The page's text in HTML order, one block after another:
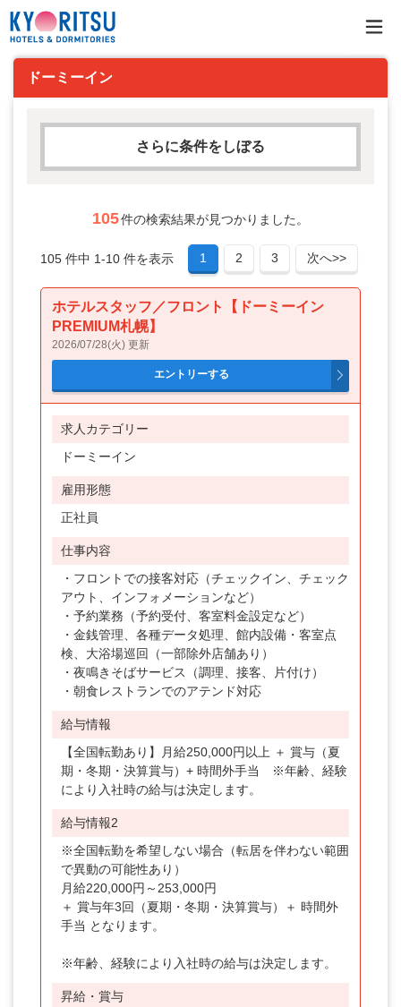
ドーミーイン
さらに条件をしぼる
AND検索
OR検索
雇用形態
フロントスタッフ
レストランスタッフ
職種未定
ホテルスタッフ（フロント・レストラン）
北海道
東北
関東・甲信越
箱根
伊豆
伊勢・飛騨
関西
中国・四国
中部・北陸
九州
九州・沖縄
105件の検索結果が見つかりました。
105 件中 1-10 件を表示 1 2 3 次へ>>
ホテルスタッフ／フロント【ドーミーイン
PREMIUM札幌】
2026/07/28(火) 更新
求人カテゴリー
ドーミーイン
雇用形態
正社員
仕事内容
・フロントでの接客対応（チェックイン、チェック
アウト、インフォメーションなど）
・予約業務（予約受付、客室料金設定など）
・金銭管理、各種データ処理、館内設備・客室点
検、大浴場巡回（一部除外店舗あり）
・夜鳴きそばサービス（調理、接客、片付け）
・朝食レストランでのアテンド対応
給与情報
【全国転勤あり】月給250,000円以上 ＋ 賞与（夏
期・冬期・決算賞与）+ 時間外手当 ※年齢、経験
により入社時の給与は決定します。
給与情報2
※全国転勤を希望しない場合（転居を伴わない範囲
で異動の可能性あり）
月給220,000円～253,000円
＋ 賞与年3回（夏期・冬期・決算賞与）＋ 時間外
手当 となります。
※年齢、経験により入社時の給与は決定します。
昇給・賞与